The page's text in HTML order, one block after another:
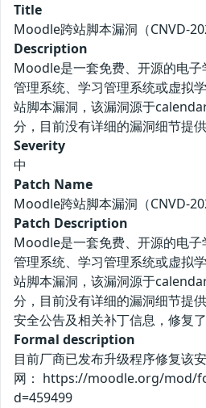
Title
Moodle跨站脚本漏洞（CNVD-
Description
Moodle是一套免费、开源的电
管理系统、学习管理系统或虚拟
站脚本漏洞，该漏洞源于
分，目前没有详细的漏洞细节提供
Severity
中
Patch Name
Moodle跨站脚本漏洞（CNVD-
Patch Description
Moodle是一套免费、开源的电
管理系统、学习管理系统或虚拟
站脚本漏洞，该漏洞源于
分，目前没有详细的漏洞细节提
安全公告及相关补丁信息，修复了
Formal description
目前厂商已发布升级程序修复该
网： https://moodle.org/mod/
d=459499